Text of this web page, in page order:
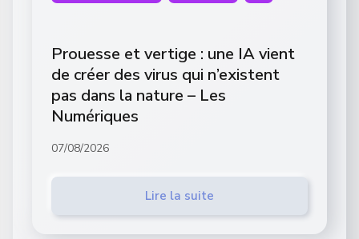
Prouesse et vertige : une IA vient
de créer des virus qui n’existent
pas dans la nature – Les
Numériques
07/08/2026
Lire la suite